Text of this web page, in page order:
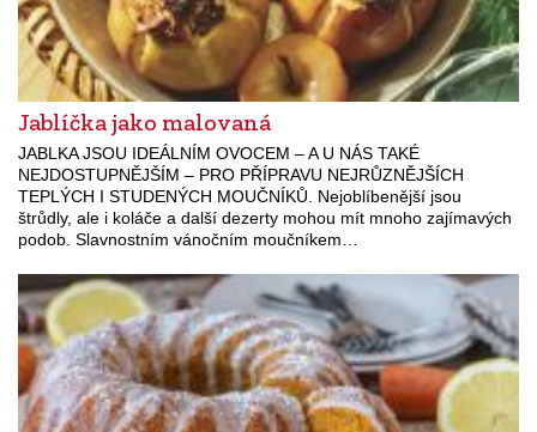
Jablíčka jako malovaná
JABLKA JSOU IDEÁLNÍM OVOCEM – A U NÁS TAKÉ
NEJDOSTUPNĚJŠÍM – PRO PŘÍPRAVU NEJRŮZNĚJŠÍCH
TEPLÝCH I STUDENÝCH MOUČNÍKŮ. Nejoblíbenější jsou
štrůdly, ale i koláče a další dezerty mohou mít mnoho zajímavých
podob. Slavnostním vánočním moučníkem…